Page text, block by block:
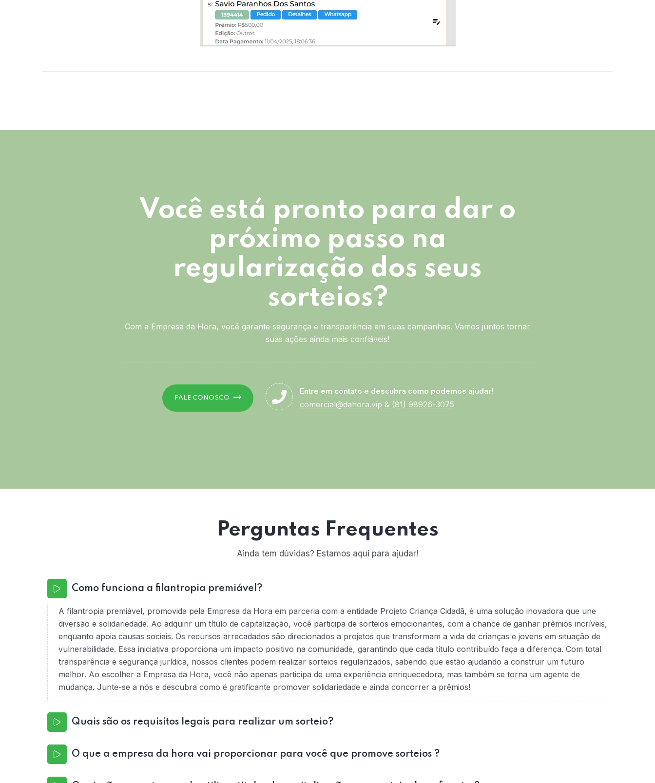
Você está pronto para dar o
próximo passo na
regularização dos seus
sorteios?
Com a Empresa da Hora, você garante segurança e transparência em suas campanhas. Vamos juntos tornar
suas ações ainda mais confiáveis!
FALE CONOSCO
Entre em contato e descubra como podemos ajudar!
comercial@dahora.vip & (81) 98926-3075
Perguntas Frequentes
Ainda tem dúvidas? Estamos aqui para ajudar!
Como funciona a filantropia premiável?
A filantropia premiável, promovida pela Empresa da Hora em parceria com a entidade Projeto Criança Cidadã, é uma solução inovadora que une
diversão e solidariedade. Ao adquirir um título de capitalização, você participa de sorteios emocionantes, com a chance de ganhar prêmios incríveis,
enquanto apoia causas sociais. Os recursos arrecadados são direcionados a projetos que transformam a vida de crianças e jovens em situação de
vulnerabilidade. Essa iniciativa proporciona um impacto positivo na comunidade, garantindo que cada título contribuído faça a diferença. Com total
transparência e segurança jurídica, nossos clientes podem realizar sorteios regularizados, sabendo que estão ajudando a construir um futuro
melhor. Ao escolher a Empresa da Hora, você não apenas participa de uma experiência enriquecedora, mas também se torna um agente de
mudança. Junte-se a nós e descubra como é gratificante promover solidariedade e ainda concorrer a prêmios!
Quais são os requisitos legais para realizar um sorteio?
O que a empresa da hora vai proporcionar para você que promove sorteios ?